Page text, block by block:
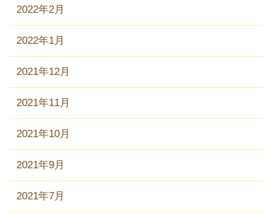
2022年2月
2022年1月
2021年12月
2021年11月
2021年10月
2021年9月
2021年7月